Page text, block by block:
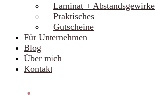
Laminat + Abstandsgewirke
Praktisches
Gutscheine
Für Unternehmen
Blog
Über mich
Kontakt